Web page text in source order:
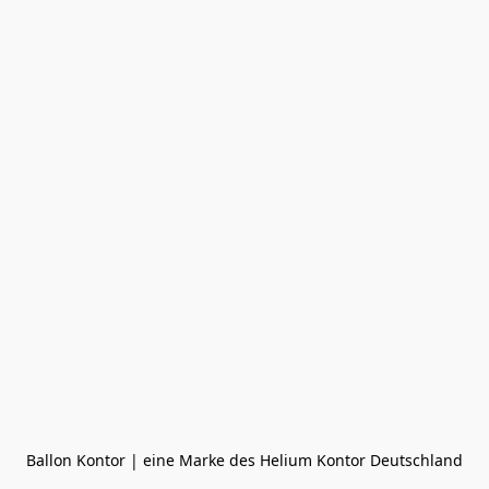
Ballon Kontor | eine Marke des Helium Kontor Deutschland